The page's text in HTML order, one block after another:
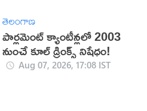
తెలంగాణ
పార్లమెంట్ క్యాంటీన్లలో 2003
నుంచే కూల్ డ్రింక్స్ నిషేధం!
Aug 07, 2026, 17:08 IST